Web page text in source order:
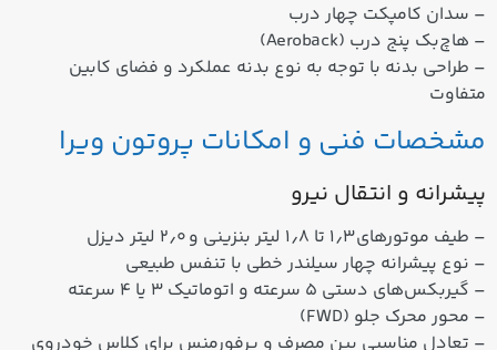
– سدان کامپکت چهار درب
– هاچ‌بک پنج درب (Aeroback)
– طراحی بدنه با توجه به نوع بدنه عملکرد و فضای کابین
متفاوت
مشخصات فنی و امکانات پروتون ویرا
پیشرانه و انتقال نیرو
– طیف موتورهای ۱٫۳ تا ۱٫۸ لیتر بنزینی و ۲٫۰ لیتر دیزل
– نوع پیشرانه چهار سیلندر خطی با تنفس طبیعی
– گیربکس‌های دستی ۵ سرعته و اتوماتیک ۳ یا ۴ سرعته
– محور محرک جلو (FWD)
– تعادل مناسبی بین مصرف و پرفورمنس برای کلاس خودروی